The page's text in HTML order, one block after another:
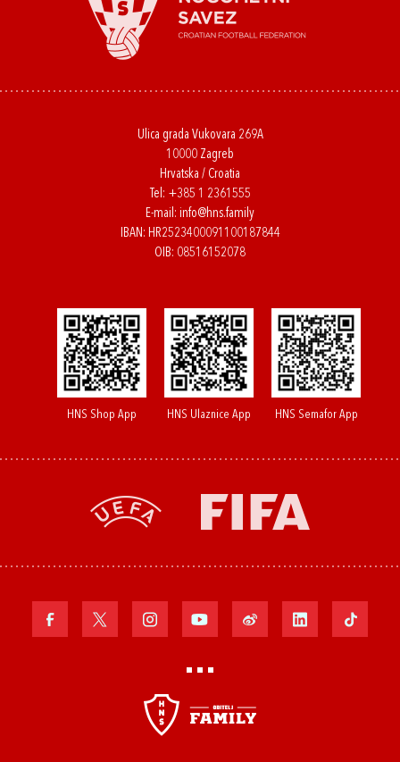
Ulica grada Vukovara 269A
10000 Zagreb
Hrvatska / Croatia
Tel: +385 1 2361555
E-mail: info@hns.family
IBAN: HR2523400091100187844
OIB: 08516152078
HNS Shop App HNS Ulaznice App HNS Semafor App